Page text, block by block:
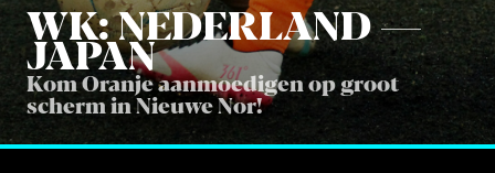
WK: NEDER­LAND —
JAPAN
Kom Oranje aanmoedigen op groot
scherm in Nieuwe Nor!